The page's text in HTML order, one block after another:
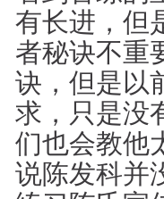
有长进，但
者秘诀不重
诀，但是以
求，只是没
们也会教他
说陈发科并